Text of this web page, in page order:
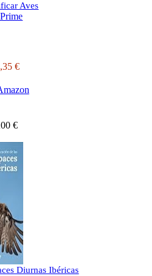
Aves
€
€
Diurnas Ibéricas